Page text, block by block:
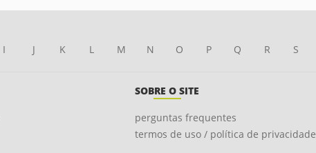
I J K L M N O P Q R S
SOBRE O SITE
perguntas frequentes
termos de uso / política de privacidade